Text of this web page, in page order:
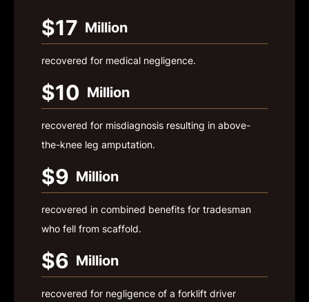
$17 Million
recovered for medical negligence.
$10 Million
recovered for misdiagnosis resulting in above-
the-knee leg amputation.
$9 Million
recovered in combined benefits for tradesman
who fell from scaffold.
$6 Million
recovered for negligence of a forklift driver